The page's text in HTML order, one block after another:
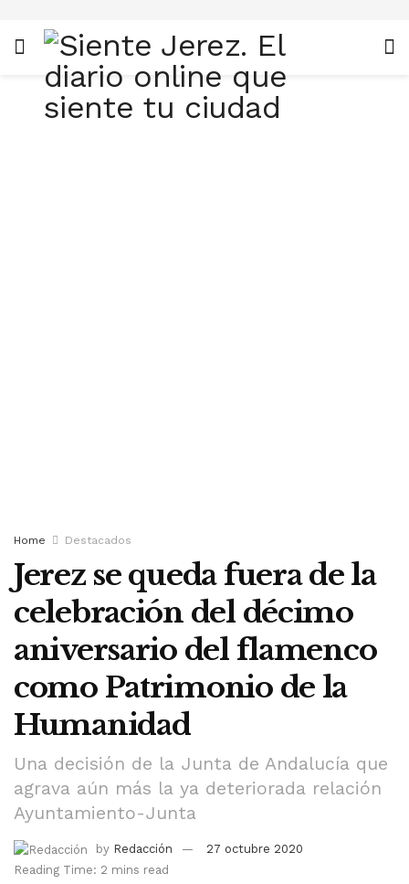
Home Destacados
Jerez se queda fuera de la
celebración del décimo
aniversario del flamenco
como Patrimonio de la
Humanidad
Una decisión de la Junta de Andalucía que
agrava aún más la ya deteriorada relación
Ayuntamiento-Junta
by Redacción
27 octubre 2020
Reading Time: 2 mins read